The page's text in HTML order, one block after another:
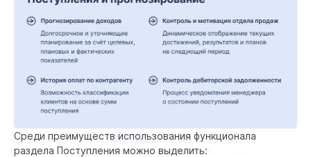
Среди преимуществ использования функционала
раздела Поступления можно выделить: